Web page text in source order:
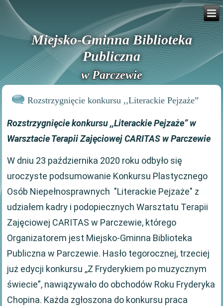
Miejsko-Gminna Biblioteka
Publiczna
w Parczewie
Rozstrzygnięcie konkursu ,,Literackie Pejzaże”
Rozstrzygnięcie konkursu ,,Literackie Pejzaże” w
Warsztacie Terapii Zajęciowej CARITAS w Parczewie
W dniu 23 października 2020 roku odbyło się
uroczyste podsumowanie Konkursu Plastycznego
Osób Niepełnosprawnych "Literackie Pejzaże" z
udziałem kadry i podopiecznych Warsztatu Terapii
Zajęciowej CARITAS w Parczewie, którego
Organizatorem jest Miejsko-Gminna Biblioteka
Publiczna w Parczewie. Hasło tegorocznej, trzeciej
już edycji konkursu ,,Z Fryderykiem po muzycznym
świecie”, nawiązywało do obchodów Roku Fryderyka
Chopina. Każda zgłoszona do konkursu praca